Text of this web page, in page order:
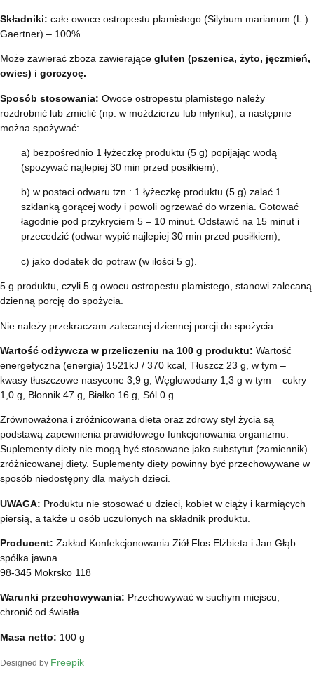
Składniki: całe owoce ostropestu plamistego (Silybum marianum (L.)
Gaertner) – 100%
Może zawierać zboża zawierające gluten (pszenica, żyto, jęczmień,
owies) i gorczycę.
Sposób stosowania: Owoce ostropestu plamistego należy
rozdrobnić lub zmielić (np. w moździerzu lub młynku), a następnie
można spożywać:
a) bezpośrednio 1 łyżeczkę produktu (5 g) popijając wodą
(spożywać najlepiej 30 min przed posiłkiem),
b) w postaci odwaru tzn.: 1 łyżeczkę produktu (5 g) zalać 1
szklanką gorącej wody i powoli ogrzewać do wrzenia. Gotować
łagodnie pod przykryciem 5 – 10 minut. Odstawić na 15 minut i
przecedzić (odwar wypić najlepiej 30 min przed posiłkiem),
c) jako dodatek do potraw (w ilości 5 g).
5 g produktu, czyli 5 g owocu ostropestu plamistego, stanowi zalecaną
dzienną porcję do spożycia.
Nie należy przekraczam zalecanej dziennej porcji do spożycia.
Wartość odżywcza w przeliczeniu na 100 g produktu: Wartość
energetyczna (energia) 1521kJ / 370 kcal, Tłuszcz 23 g, w tym –
kwasy tłuszczowe nasycone 3,9 g, Węglowodany 1,3 g w tym – cukry
1,0 g, Błonnik 47 g, Białko 16 g, Sól 0 g.
Zrównoważona i zróżnicowana dieta oraz zdrowy styl życia są
podstawą zapewnienia prawidłowego funkcjonowania organizmu.
Suplementy diety nie mogą być stosowane jako substytut (zamiennik)
zróżnicowanej diety. Suplementy diety powinny być przechowywane w
sposób niedostępny dla małych dzieci.
UWAGA: Produktu nie stosować u dzieci, kobiet w ciąży i karmiących
piersią, a także u osób uczulonych na składnik produktu.
Producent: Zakład Konfekcjonowania Ziół Flos Elżbieta i Jan Głąb
spółka jawna
98-345 Mokrsko 118
Warunki przechowywania: Przechowywać w suchym miejscu,
chronić od światła.
Masa netto: 100 g
Designed by Freepik